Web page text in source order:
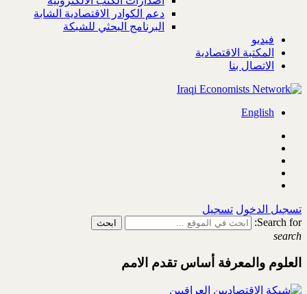
دعم الكوادر الاقتصادية الشابة
البرنامج البحثي للشبكة
فيديو
المكتبة الاقتصادية
الاتصال بنا
English
تسجيل الدخول تسجيل
Search for:
search
العلوم والمعرفة أساس تقدم الامم